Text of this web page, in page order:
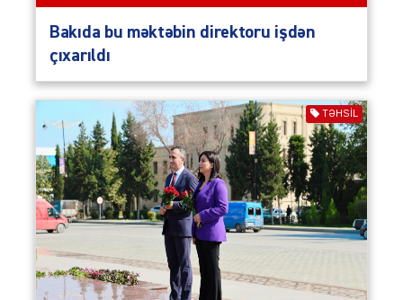
Bakıda bu məktəbin direktoru işdən
çıxarıldı
TƏHSIL